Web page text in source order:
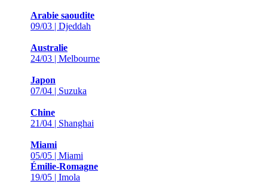
Arabie saoudite
09/03 | Djeddah
Australie
24/03 | Melbourne
Japon
07/04 | Suzuka
Chine
21/04 | Shanghai
Miami
05/05 | Miami
Émilie-Romagne
19/05 | Imola